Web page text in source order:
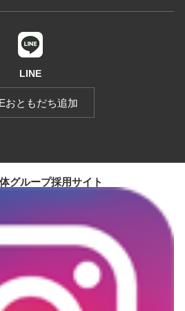
LINE
おともだち追加
グループ採用サイト